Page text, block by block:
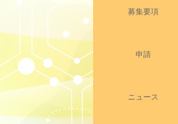
募集要項
申請
ニュース